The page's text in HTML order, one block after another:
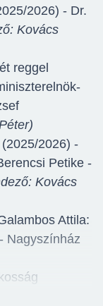
2026) - Dr.
Kovács
reggel
2026) -
Petike -
Kovács
Attila:
Nagyszínház
Ackroyd jó